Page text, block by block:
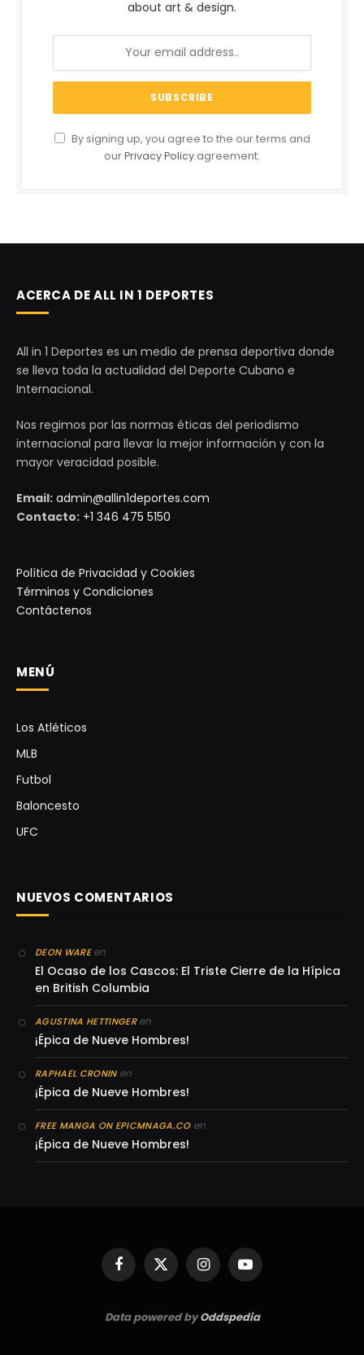
about art & design.
By signing up, you agree to the our terms and
ourPrivacy Policy agreement.
ACERCA DE ALL IN 1 DEPORTES
All in 1 Deportes es un medio de prensa deportiva donde
se lleva toda la actualidad del Deporte Cubano e
Internacional.
Nos regimos por las normas éticas del periodismo
internacional para llevar la mejor información y con la
mayor veracidad posible.
Email: admin@allin1deportes.com
Contacto: +1 346 475 5150
Política de Privacidad y Cookies
Términos y Condiciones
Contáctenos
MENÚ
Los Atléticos
MLB
Futbol
Baloncesto
UFC
NUEVOS COMENTARIOS
DEON WAREen
El Ocaso de los Cascos: El Triste Cierre de la Hípica
en British Columbia
AGUSTINA HETTINGERen
¡Épica de Nueve Hombres!
RAPHAEL CRONINen
¡Épica de Nueve Hombres!
FREE MANGA ON EPICMNAGA.COen
¡Épica de Nueve Hombres!
Facebook
X
(Twitter)
InstagramYouTube
Data powered byOddspedia